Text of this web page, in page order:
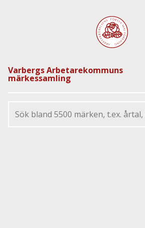
Varbergs Arbetarekommuns
märkessamling